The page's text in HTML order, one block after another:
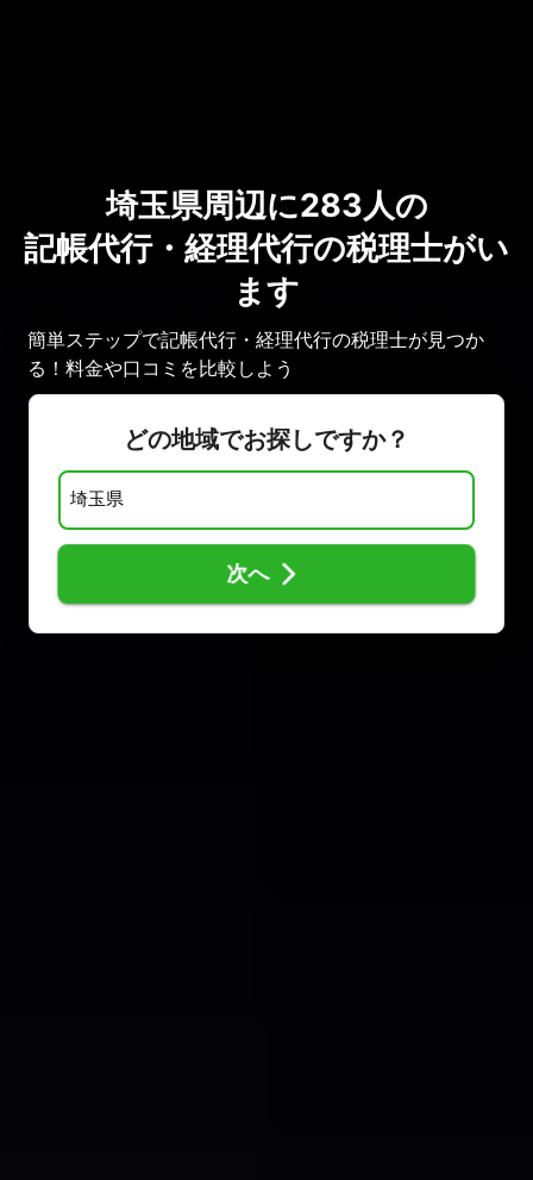
埼玉県周辺に283人の
記帳代行・経理代行の税理士がい
ます
簡単ステップで記帳代行・経理代行の税理士が見つか
る！料金や口コミを比較しよう
どの地域でお探しですか？
次へ